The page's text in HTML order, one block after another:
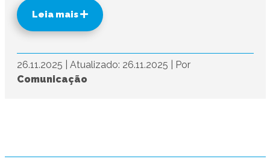
Leia mais
26.11.2025 Atualizado: 26.11.2025
Por
Comunicação